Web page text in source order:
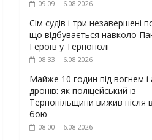
09:09 | 6.08.2026
Сім судів і три незавершені
що відбувається навколо
Героїв у Тернополі
08:33 | 6.08.2026
Майже 10 годин під вогнем і
дронів: як поліцейський із
Тернопільщини вижив після
бою
08:00 | 6.08.2026